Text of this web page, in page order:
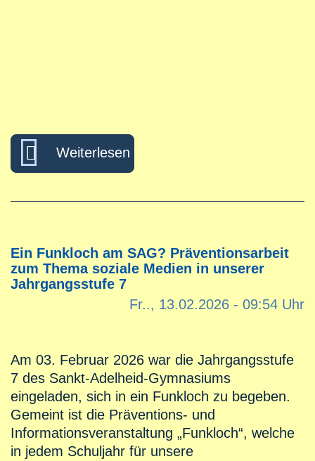
Weiterlesen
Ein Funkloch am SAG? Präventionsarbeit
zum Thema soziale Medien in unserer
Jahrgangsstufe 7
Fr.., 13.02.2026 - 09:54 Uhr
Am 03. Februar 2026 war die Jahrgangsstufe
7 des Sankt-Adelheid-Gymnasiums
eingeladen, sich in ein Funkloch zu begeben.
Gemeint ist die Präventions- und
Informationsveranstaltung „Funkloch“, welche
in jedem Schuljahr für unsere